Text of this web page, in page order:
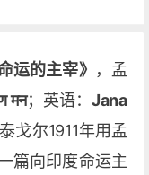
运的主宰》 ，孟
मन；英语：Jana
戈尔1911年用孟
篇向印度命运主